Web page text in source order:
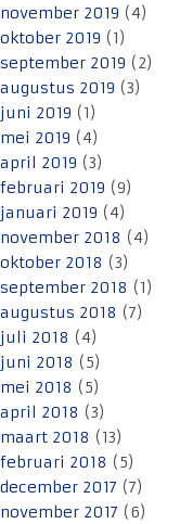
november 2019 (4)
oktober 2019 (1)
september 2019 (2)
augustus 2019 (3)
juni 2019 (1)
mei 2019 (4)
april 2019 (3)
februari 2019 (9)
januari 2019 (4)
november 2018 (4)
oktober 2018 (3)
september 2018 (1)
augustus 2018 (7)
juli 2018 (4)
juni 2018 (5)
mei 2018 (5)
april 2018 (3)
maart 2018 (13)
februari 2018 (5)
december 2017 (7)
november 2017 (6)